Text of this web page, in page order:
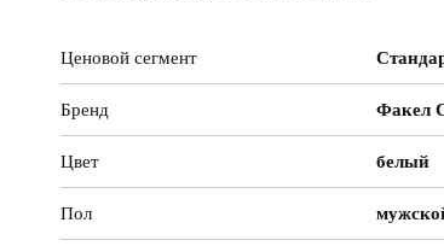
Ценовой сегмент
Бренд Факел
Цвет белый
Пол